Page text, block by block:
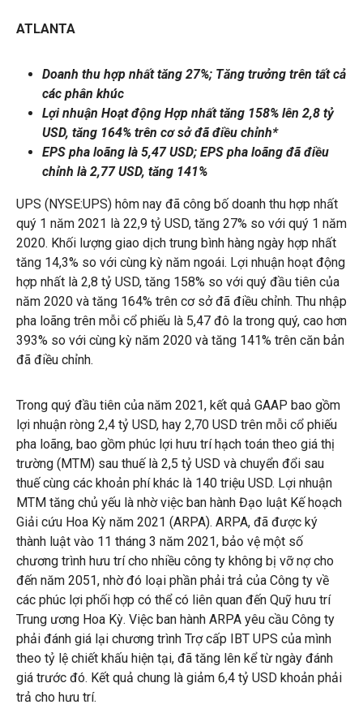
ATLANTA
Doanh thu hợp nhất tăng 27%; Tăng trưởng trên tất cả
các phân khúc
Lợi nhuận Hoạt động Hợp nhất tăng 158% lên 2,8 tỷ
USD, tăng 164% trên cơ sở đã điều chỉnh*
EPS pha loãng là 5,47 USD; EPS pha loãng đã điều
chỉnh là 2,77 USD, tăng 141%
UPS (NYSE:UPS) hôm nay đã công bố doanh thu hợp nhất
quý 1 năm 2021 là 22,9 tỷ USD, tăng 27% so với quý 1 năm
2020. Khối lượng giao dịch trung bình hàng ngày hợp nhất
tăng 14,3% so với cùng kỳ năm ngoái. Lợi nhuận hoạt động
hợp nhất là 2,8 tỷ USD, tăng 158% so với quý đầu tiên của
năm 2020 và tăng 164% trên cơ sở đã điều chỉnh. Thu nhập
pha loãng trên mỗi cổ phiếu là 5,47 đô la trong quý, cao hơn
393% so với cùng kỳ năm 2020 và tăng 141% trên căn bản
đã điều chỉnh.
Trong quý đầu tiên của năm 2021, kết quả GAAP bao gồm
lợi nhuận ròng 2,4 tỷ USD, hay 2,70 USD trên mỗi cổ phiếu
pha loãng, bao gồm phúc lợi hưu trí hạch toán theo giá thị
trường (MTM) sau thuế là 2,5 tỷ USD và chuyển đổi sau
thuế cùng các khoản phí khác là 140 triệu USD. Lợi nhuận
MTM tăng chủ yếu là nhờ việc ban hành Đạo luật Kế hoạch
Giải cứu Hoa Kỳ năm 2021 (ARPA). ARPA, đã được ký
thành luật vào 11 tháng 3 năm 2021, bảo vệ một số
chương trình hưu trí cho nhiều công ty không bị vỡ nợ cho
đến năm 2051, nhờ đó loại phần phải trả của Công ty về
các phúc lợi phối hợp có thể có liên quan đến Quỹ hưu trí
Trung ương Hoa Kỳ. Việc ban hành ARPA yêu cầu Công ty
phải đánh giá lại chương trình Trợ cấp IBT UPS của mình
theo tỷ lệ chiết khấu hiện tại, đã tăng lên kể từ ngày đánh
giá trước đó. Kết quả chung là giảm 6,4 tỷ USD khoản phải
trả cho hưu trí.